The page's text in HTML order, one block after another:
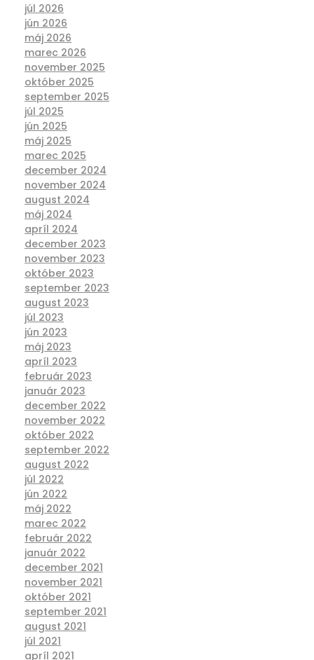
júl 2026
jún 2026
máj 2026
marec 2026
november 2025
október 2025
september 2025
júl 2025
jún 2025
máj 2025
marec 2025
december 2024
november 2024
august 2024
máj 2024
apríl 2024
december 2023
november 2023
október 2023
september 2023
august 2023
júl 2023
jún 2023
máj 2023
apríl 2023
február 2023
január 2023
december 2022
november 2022
október 2022
september 2022
august 2022
júl 2022
jún 2022
máj 2022
marec 2022
február 2022
január 2022
december 2021
november 2021
október 2021
september 2021
august 2021
júl 2021
apríl 2021